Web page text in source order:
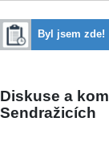
Byl jsem zde!
Diskuse a
Sendražicích